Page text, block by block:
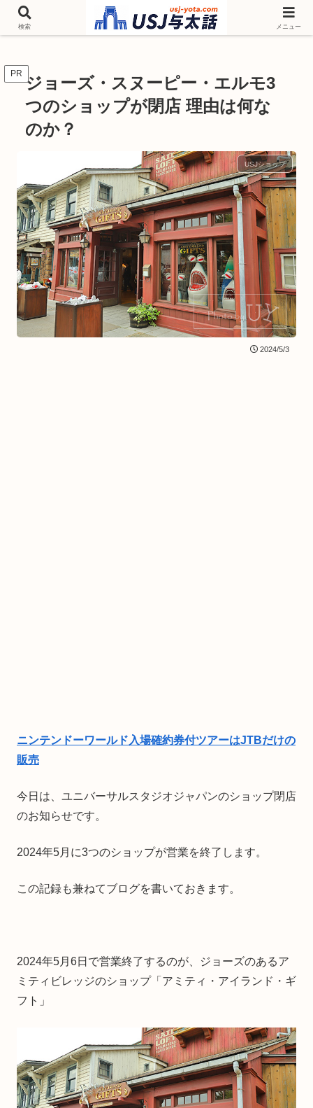
チケットやシーズンイベント ニンテンドーワールド アトラクションなどユニ
バを歩いて情報収集しています
PR ジョーズ・スヌーピー・エルモ3
つのショップが閉店 理由は何な
のか？
USJショップ
2024/5/3
ニンテンドーワールド入場確約券付ツアーはJTBだけの
販売
今日は、ユニバーサルスタジオジャパンのショップ閉店
のお知らせです。
2024年5月に3つのショップが営業を終了します。
この記録も兼ねてブログを書いておきます。
2024年5月6日で営業終了するのが、ジョーズのあるア
ミティビレッジのショップ「アミティ・アイランド・ギ
フト」
検索 メニュー